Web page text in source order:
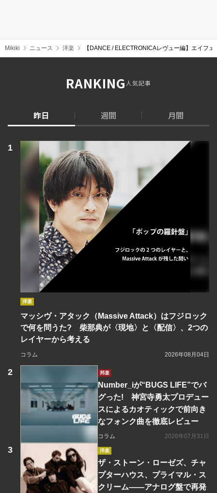
Mikiki ニュース 洋楽 【DANCE / ELECTRONICAレヴュー編】エイフ
RANKING人気記事
昨日 週間 月間
洋楽
マッシヴ・アタック（Massive Attack）はフジロック
で何を問うた? 柴那典が〈現地〉と〈配信〉、2つの
レイヤーから考える
コラム 2026年08月04日
邦楽
Number_iが“BUGS LIFE”でバ
グった! 神宮寺勇太プロデュー
スによるカオティックで前向き
なフォンク曲を徹底レビュー
コラム 2026年07月31日
洋楽
ザ・ストーン・ローゼズ、チャ
プターハウス、プライマル・ス
クリーム――アナログ盤で再発